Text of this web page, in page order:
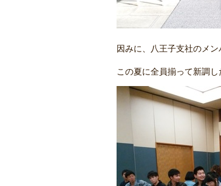
因みに、八王子支社のメン
この夏に全員揃って新調